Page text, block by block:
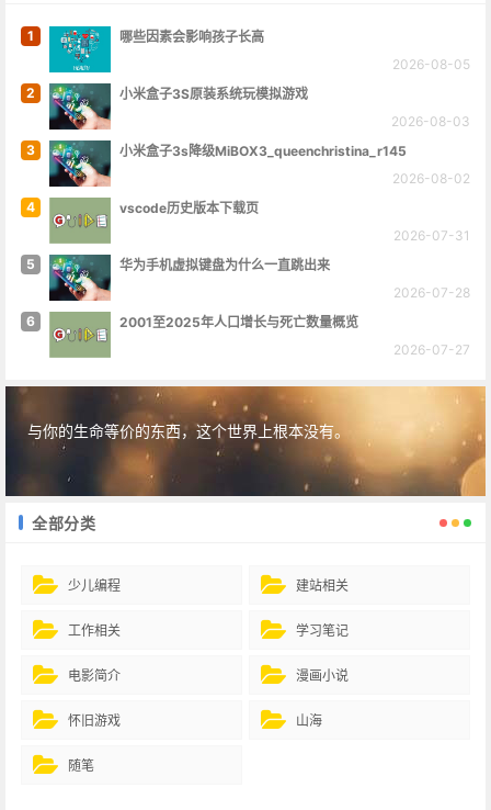
1
哪些因素会影响孩子长高
2026-08-05
2
小米盒子3S原装系统玩模拟游戏
2026-08-03
3
小米盒子3s降级MiBOX3_queenchristina_r145
2026-08-02
4
vscode历史版本下载页
2026-07-31
5
华为手机虚拟键盘为什么一直跳出来
2026-07-28
6
2001至2025年人口增长与死亡数量概览
2026-07-27
与你的生命等价的东西，这个世界上根本没有。
全部分类
少儿编程 建站相关
工作相关 学习笔记
电影简介 漫画小说
怀旧游戏 山海
随笔